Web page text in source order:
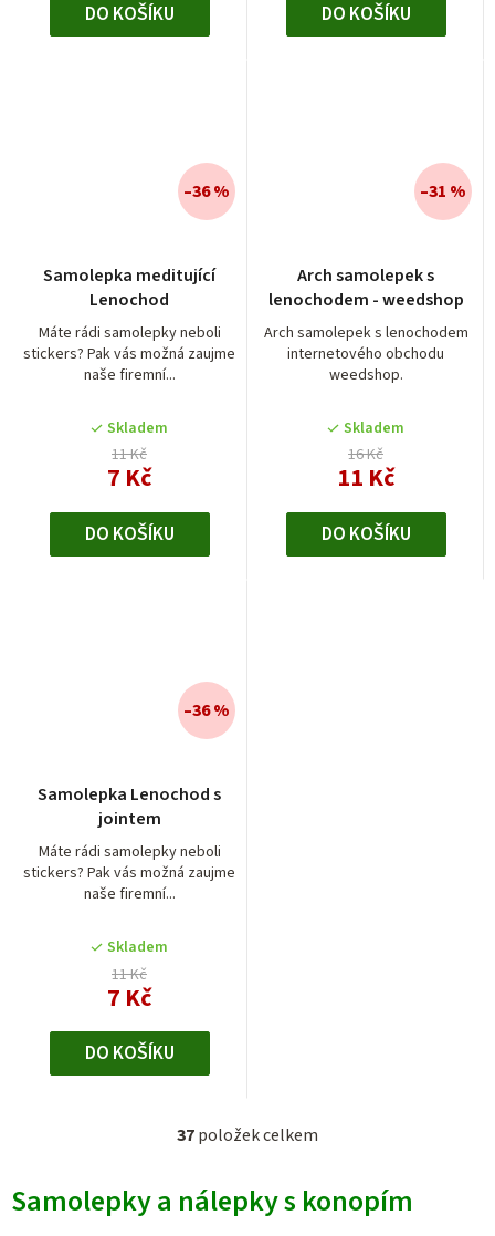
DO KOŠÍKU DO KOŠÍKU
Samolepka meditující
Lenochod
Máte rádi samolepky neboli
stickers? Pak vás možná zaujme
naše firemní...
hodnocení
produktu
je
5,0
z
hvězdiček.
Skladem
11 Kč
7 Kč
–36 %
DO KOŠÍKU
Arch samolepek s
lenochodem - weedshop
Arch samolepek s lenochodem
internetového obchodu
weedshop.
hodnocení
produktu
je
5,0
z
hvězdiček.
Skladem
16 Kč
11 Kč
–31 %
DO KOŠÍKU
Samolepka Lenochod s
jointem
Máte rádi samolepky neboli
stickers? Pak vás možná zaujme
naše firemní...
hodnocení
produktu
je
5,0
z
hvězdiček.
Skladem
11 Kč
7 Kč
–36 %
DO KOŠÍKU
O
l
37položek celkem
Samolepky a nálepky s konopím